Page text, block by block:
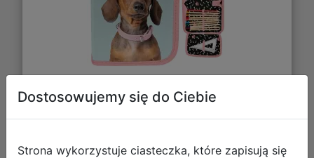
31,00 zł
Dostosowujemy się do Ciebie
Strona wykorzystuje ciasteczka, które zapisują się